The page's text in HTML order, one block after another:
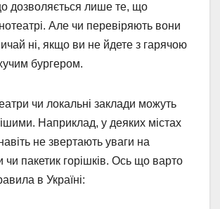
дозволяється лише те, що
Але чи перевіряють вони
ні, якщо ви не йдете з гарячою
бургером.
чи локальні заклади можуть
Наприклад, у деяких містах
не звертають уваги на
пакетик горішків. Ось що варто
в Україні: